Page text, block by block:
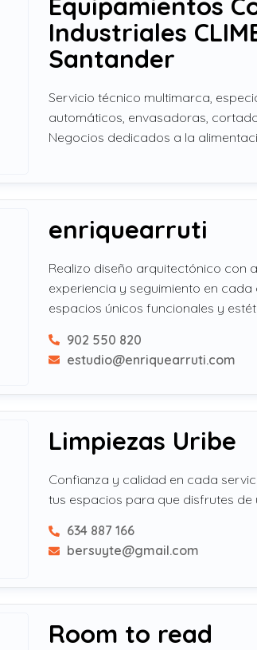
Industriales
Santander
Servicio técnico multimarca,
automáticos, envasadoras,
Negocios dedicados a la
enriquearruti
Realizo diseño arquitectónico con
experiencia y seguimiento en
espacios únicos funcionales y
902 550 820
estudio@enriquearruti.com
Limpiezas Uribe
Confianza y calidad en cada
tus espacios para que disfrutes
634 887 166
bersuyte@gmail.com
Room to read